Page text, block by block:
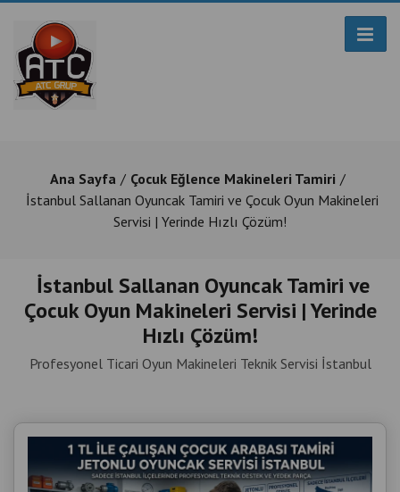
Ana Sayfa
Çocuk Eğlence Makineleri Tamiri
İstanbul Sallanan Oyuncak Tamiri ve Çocuk Oyun Makineleri
Servisi | Yerinde Hızlı Çözüm!
İstanbul Sallanan Oyuncak Tamiri ve
Çocuk Oyun Makineleri Servisi | Yerinde
Hızlı Çözüm!
Profesyonel Ticari Oyun Makineleri Teknik Servisi İstanbul